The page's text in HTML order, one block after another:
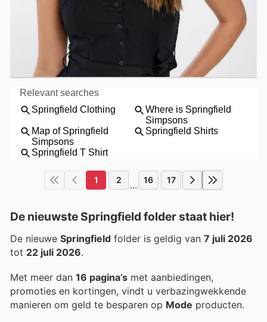
1 2 ... 16 17
De nieuwste Springfield folder staat hier!
De nieuwe Springfield folder is geldig van 7 juli 2026
tot 22 juli 2026.
Met meer dan 16 pagina’s met aanbiedingen,
promoties en kortingen, vindt u verbazingwekkende
manieren om geld te besparen op Mode producten.